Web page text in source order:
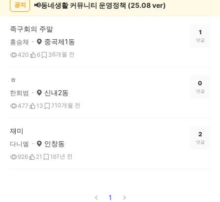
시
공지 📢동네생활 커뮤니티 운영정책 (25.08 ver)
족구회의 주말
홍승채 중곡제1동
420 6 36개월 전
1
댓글
ㅎ
한희범 신내2동
477 13 710개월 전
0
댓글
재미
다니엘 인창동
926 21 161년 전
2
댓글
1